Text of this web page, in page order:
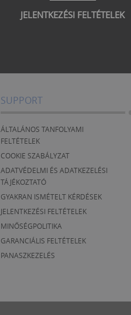
JELENTKEZÉSI FELTÉTELEK
SUPPORT
ÁLTALÁNOS TANFOLYAMI
FELTÉTELEK
COOKIE SZABÁLYZAT
ADATVÉDELMI ÉS ADATKEZELÉSI
TÁJÉKOZTATÓ
GYAKRAN ISMÉTELT KÉRDÉSEK
JELENTKEZÉSI FELTÉTELEK
MINŐSÉGPOLITIKA
GARANCIÁLIS FELTÉTELEK
PANASZKEZELÉS